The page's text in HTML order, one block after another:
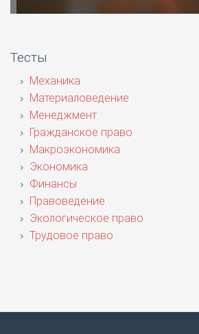
Тесты
Механика
Материаловедение
Менеджмент
Гражданское право
Макроэкономика
Экономика
Финансы
Правоведение
Экологическое право
Трудовое право